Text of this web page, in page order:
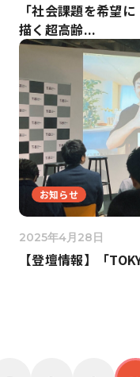
「社会課題を希望
描く超高齢...
お知らせ
2025年4月28日
【登壇情報】「